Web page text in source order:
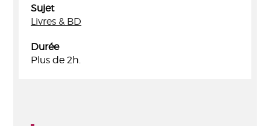
Sujet
Livres & BD
Durée
Plus de 2h.